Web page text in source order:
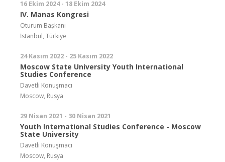
16 Ekim 2024 - 18 Ekim 2024
IV. Manas Kongresi
Oturum Başkanı
İstanbul, Türkiye
24 Kasım 2022 - 25 Kasım 2022
Moscow State University Youth International
Studies Conference
Davetli Konuşmacı
Moscow, Rusya
29 Nisan 2021 - 30 Nisan 2021
Youth International Studies Conference - Moscow
State University
Davetli Konuşmacı
Moscow, Rusya